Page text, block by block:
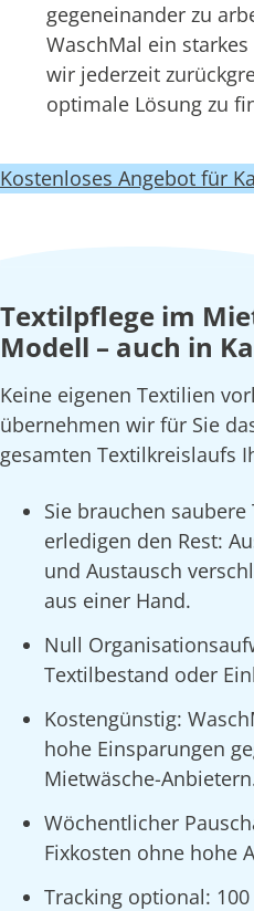
gegeneinander zu
WaschMal ein
wir jederzeit
optimale Lösung zu
Kostenloses Angebot für
Textilpflege im
Modell – auch in
Keine eigenen Textilien
übernehmen wir für Sie
gesamten Textilkreislaufs
Sie brauchen
erledigen den Rest:
und Austausch
aus einer Hand.
Null
Textilbestand oder
Kostengünstig:
hohe Einsparungen
Mietwäsche-
Wöchentlicher
Fixkosten ohne hohe
Tracking optional: